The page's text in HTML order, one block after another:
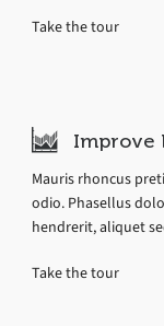
Take the tour
Improve
Mauris rhoncus
odio. Phasellus
hendrerit, aliquet
Take the tour